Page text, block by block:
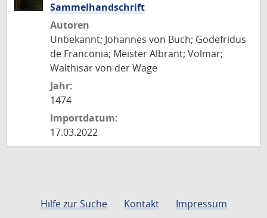
Sammelhandschrift
Autoren
Unbekannt; Johannes von Buch; Godefridus
de Franconia; Meister Albrant; Volmar;
Walthisar von der Wage
Jahr:
1474
Importdatum:
17.03.2022
Hilfe zur Suche Kontakt
Impressum